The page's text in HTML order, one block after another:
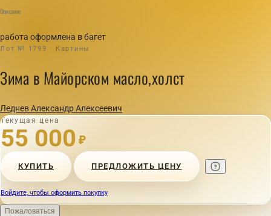
Описание
работа оформлена в багет
Лот № 1799 · Картины
Зима в Майорском масло,холст
Леднев Александр Алексеевич
Текущая цена
55 000 ₽
КУПИТЬ ПРЕДЛОЖИТЬ ЦЕНУ
Войдите, чтобы оформить покупку
Пожаловаться